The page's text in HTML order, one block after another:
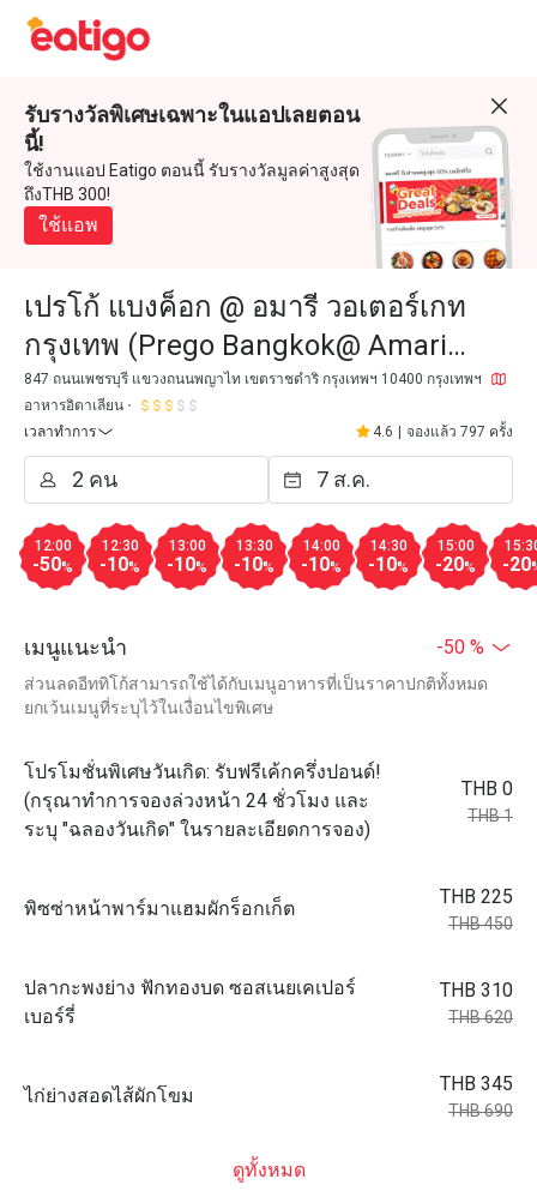
รับรางวัลพิเศษเฉพาะในแอปเลยตอน
นี้!
ใช้งานแอป Eatigo ตอนนี้ รับรางวัลมูลค่าสูงสุด
ถึงTHB 300!
ใช้แอพ
เปรโก้ แบงค็อก @ อมารี วอเตอร์เกท
กรุงเทพ (Prego Bangkok@ Amari
Watergate Bangkok)
847 ถนนเพชรบุรี แขวงถนนพญาไท เขตราชดำริ กรุงเทพฯ 10400 กรุงเทพฯ
อาหารอิตาเลียน
เวลาทำการ
4.6 จองแล้ว 797 ครั้ง
12:00
-50%
12:30
-10%
13:00
-10%
13:30
-10%
14:00
-10%
14:30
-10%
15:00
-20% -20
เมนูแนะนำ -50 %
ส่วนลดอีททิโก้สามารถใช้ได้กับเมนูอาหารที่เป็นราคาปกติทั้งหมด
ยกเว้นเมนูที่ระบุไว้ในเงื่อนไขพิเศษ
โปรโมชั่นพิเศษวันเกิด: รับฟรีเค้กครึ่งปอนด์!
(กรุณาทำการจองล่วงหน้า 24 ชั่วโมง และ
ระบุ "ฉลองวันเกิด" ในรายละเอียดการจอง)
THB 0
THB 1
พิซซ่าหน้าพาร์มาแฮมผักร็อกเก็ต
THB 225
THB 450
ปลากะพงย่าง ฟักทองบด ซอสเนยเคเปอร์
เบอร์รี่
THB 310
THB 620
ไก่ย่างสอดไส้ผักโขม
THB 345
THB 690
ดูทั้งหมด